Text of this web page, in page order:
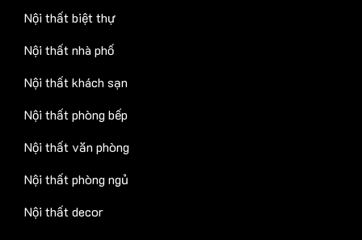
Nội thất biệt thự
Nội thất nhà phố
Nội thất khách sạn
Nội thất phòng bếp
Nội thất văn phòng
Nội thất phòng ngủ
Nội thất decor